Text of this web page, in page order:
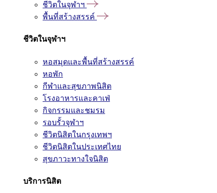
ชีวิตในจุฬาฯ
พื้นที่สร้างสรรค์
ชีวิตในจุฬาฯ
หอสมุดและพื้นที่สร้างสรรค์
หอพัก
กีฬาและสุขภาพนิสิต
โรงอาหารและคาเฟ่
กิจกรรมและชมรม
รอบรั้วจุฬาฯ
ชีวิตนิสิตในกรุงเทพฯ
ชีวิตนิสิตในประเทศไทย
สุขภาวะทางใจนิสิต
บริการนิสิต